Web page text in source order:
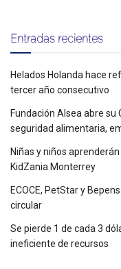
Entradas recientes
Helados Holanda hace
tercer año consecutivo
Fundación Alsea abre su
seguridad alimentaria,
Niñas y niños
KidZania Monterrey
ECOCE, PetStar y
circular
Se pierde 1 de cada 3
ineficiente de recursos